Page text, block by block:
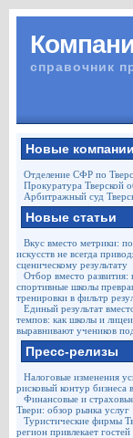
справочник
Новые компании
Отделение СФР по
Прокуратура Тверской
Арбитражный суд
Новые статьи
Вкус вместо метрики:
искусств не всегда
сценическому результату
Отбор вместо развития:
спортивные школы
тренировки в фильтр
Единый результат
темпов: как школы и лицеи
выравнивают учеников
Пресс-релизы
Налоговые изменения
рисковый контур бизнеса
Финансовые и
Твери: обзор рынка услуг
Туристические фирмы
регион привлекает гостей